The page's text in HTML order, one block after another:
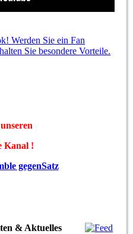
Werden Sie ein Fan
Sie besondere Vorteile.
Kanal !
gegenSatz
& Aktuelles